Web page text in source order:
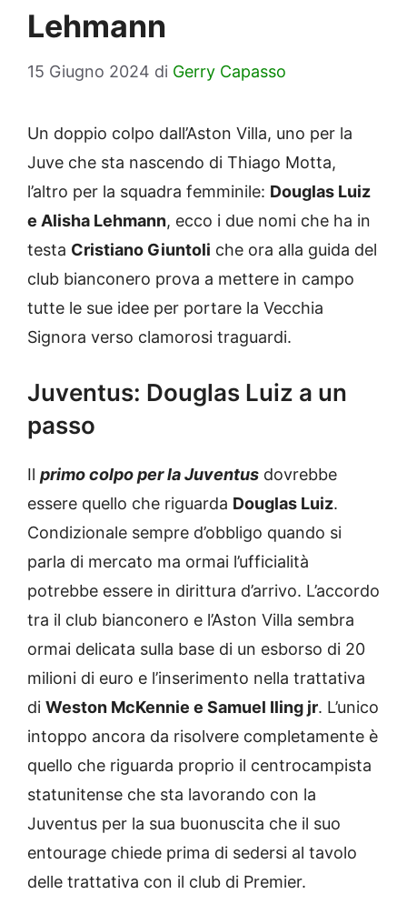
Lehmann
15 Giugno 2024 di Gerry Capasso
Un doppio colpo dall’Aston Villa, uno per la
Juve che sta nascendo di Thiago Motta,
l’altro per la squadra femminile: Douglas Luiz
e Alisha Lehmann, ecco i due nomi che ha in
testa Cristiano Giuntoli che ora alla guida del
club bianconero prova a mettere in campo
tutte le sue idee per portare la Vecchia
Signora verso clamorosi traguardi.
Juventus: Douglas Luiz a un
passo
Il primo colpo per la Juventus dovrebbe
essere quello che riguarda Douglas Luiz.
Condizionale sempre d’obbligo quando si
parla di mercato ma ormai l’ufficialità
potrebbe essere in dirittura d’arrivo. L’accordo
tra il club bianconero e l’Aston Villa sembra
ormai delicata sulla base di un esborso di 20
milioni di euro e l’inserimento nella trattativa
di Weston McKennie e Samuel Iling jr. L’unico
intoppo ancora da risolvere completamente è
quello che riguarda proprio il centrocampista
statunitense che sta lavorando con la
Juventus per la sua buonuscita che il suo
entourage chiede prima di sedersi al tavolo
delle trattativa con il club di Premier.